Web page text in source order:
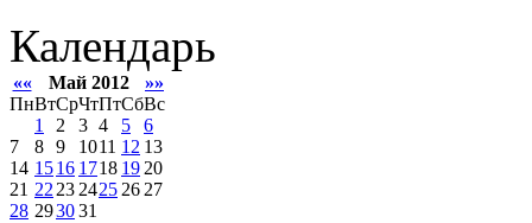
Календарь
«« Май 2012
»»
ПнВтСрЧтПтСбВс
1
2 3 4 5
6
7
8 9 1011 12 13
14 1516 1718 19 20
21 22 23 2425 26 27
28 293031